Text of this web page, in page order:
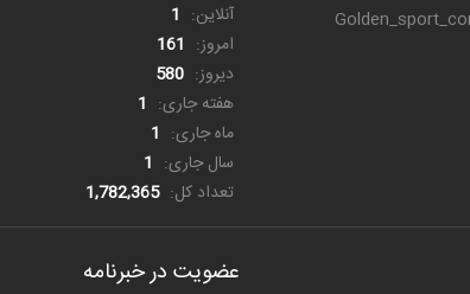
آنلاین: 1
امروز: 161
دیروز: 580
هفته جاری: 1
ماه جاری: 1
سال جاری: 1
تعداد کل: 1,782,365
عضویت در خبرنامه